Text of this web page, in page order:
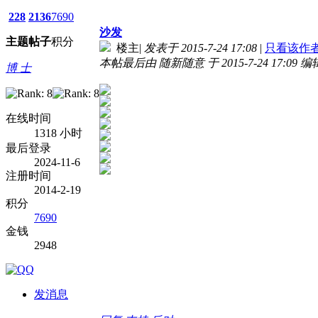
228
主题
2136
帖子
7690
积分
博 士
在线时间
1318 小时
最后登录
2024-11-6
注册时间
2014-2-19
积分
7690
金钱
2948
发消息
沙发
楼主| 发表于 2015-7-24 17:08 | 只看该作
本帖最后由 随新随意 于 2015-7-24 17:09 编